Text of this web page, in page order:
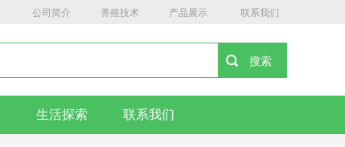
公司简介 养殖技术 产品展示 联系我们
生活探索 联系我们